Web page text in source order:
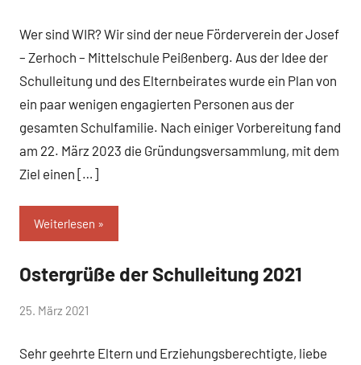
Peißenberg
Wer sind WIR? Wir sind der neue Förderverein der Josef
– Zerhoch – Mittelschule Peißenberg. Aus der Idee der
Schulleitung und des Elternbeirates wurde ein Plan von
ein paar wenigen engagierten Personen aus der
gesamten Schulfamilie. Nach einiger Vorbereitung fand
am 22. März 2023 die Gründungsversammlung, mit dem
Ziel einen […]
Weiterlesen
Allgemein
Ostergrüße der Schulleitung 2021
von
Peißenberg
25. März 2021
Sehr geehrte Eltern und Erziehungsberechtigte, liebe